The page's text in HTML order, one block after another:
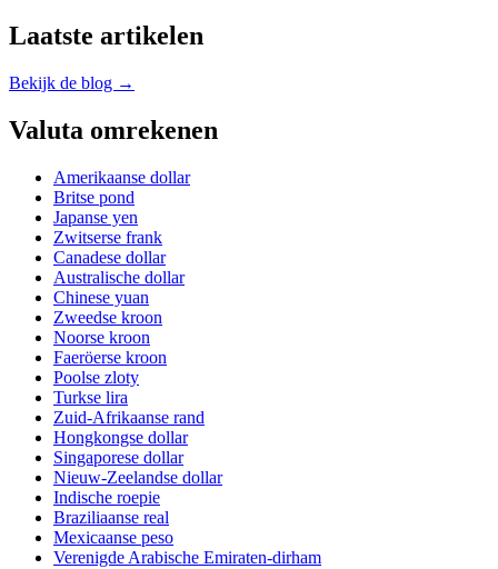
Laatste artikelen
Bekijk de blog →
Valuta omrekenen
Amerikaanse dollar
Britse pond
Japanse yen
Zwitserse frank
Canadese dollar
Australische dollar
Chinese yuan
Zweedse kroon
Noorse kroon
Faeröerse kroon
Poolse zloty
Turkse lira
Zuid-Afrikaanse rand
Hongkongse dollar
Singaporese dollar
Nieuw-Zeelandse dollar
Indische roepie
Braziliaanse real
Mexicaanse peso
Verenigde Arabische Emiraten-dirham